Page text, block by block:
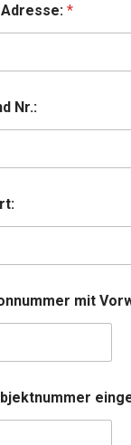
*
Nr.:
mit